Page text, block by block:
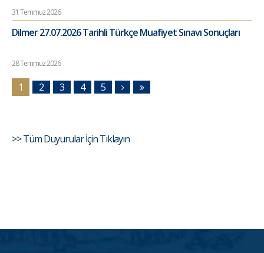
31 Temmuz 2026
Dilmer 27.07.2026 Tarihli Türkçe Muafiyet Sınavı Sonuçları
28 Temmuz 2026
1 2 3 4 5
>> Tüm Duyurular İçin Tıklayın